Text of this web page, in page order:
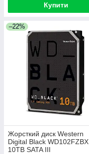
Купити
–22%
Жорсткий диск Western
Digital Black WD102FZBX
10TB SATA III